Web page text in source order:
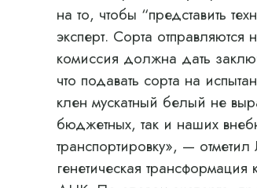
на то, чтобы “представить
эксперт. Сорта
комиссия должна дать
что подавать сорта на
клен мускатный белый не
бюджетных, так и наших
транспортировку», —
генетическая трансформация